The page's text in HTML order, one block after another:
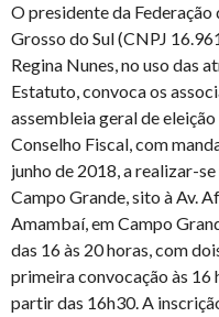
O presidente da
Grosso do Sul (CNPJ
Regina Nunes, no uso das
Estatuto, convoca os
assembleia geral de
Conselho Fiscal, com
junho de 2018, a realizar-
Campo Grande, sito à Av.
Amambaí, em Campo
das 16 às 20 horas, com
primeira convocação às 16
partir das 16h30. A